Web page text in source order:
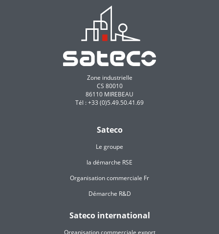
Zone industrielle
CS 80010
86110 MIREBEAU
Tél : +33 (0)5.49.50.41.69
Sateco
Le groupe
la démarche RSE
Organisation commerciale Fr
Démarche R&D
Sateco international
Organisation commerciale export